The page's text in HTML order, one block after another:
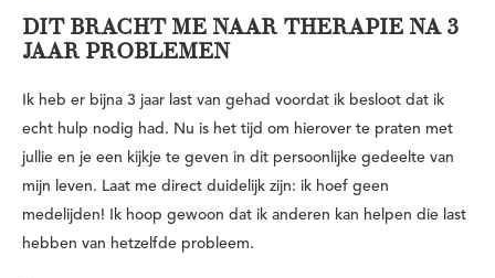
DIT BRACHT ME NAAR THERAPIE NA 3
JAAR PROBLEMEN
Ik heb er bijna 3 jaar last van gehad voordat ik besloot dat ik
echt hulp nodig had. Nu is het tijd om hierover te praten met
jullie en je een kijkje te geven in dit persoonlijke gedeelte van
mijn leven. Laat me direct duidelijk zijn: ik hoef geen
medelijden! Ik hoop gewoon dat ik anderen kan helpen die last
hebben van hetzelfde probleem.